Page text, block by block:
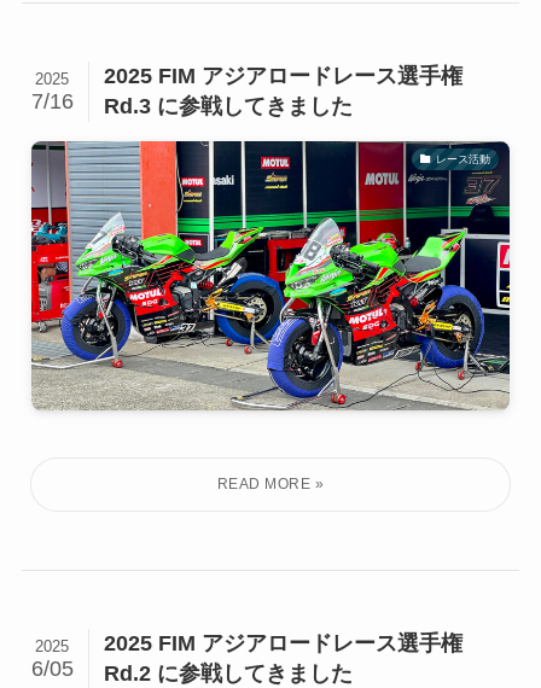
2025 FIM アジアロードレース選手権
Rd.3 に参戦してきました
2025
7/16
レース活動
2025 FIM アジアロードレース選手権
Rd.2 に参戦してきました
2025
6/05